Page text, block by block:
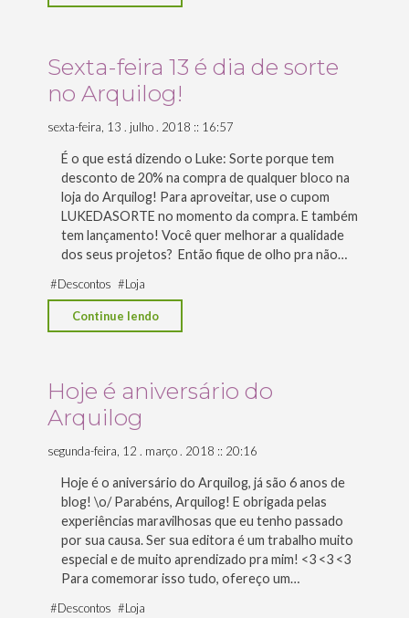
dinâmicos
Portas
Janelas"
Sexta-feira 13 é dia de sorte
no Arquilog!
sexta-feira, 13 . julho . 2018 :: 16:57
É o que está dizendo o Luke: Sorte porque tem
desconto de 20% na compra de qualquer bloco na
loja do Arquilog! Para aproveitar, use o cupom
LUKEDASORTE no momento da compra. E também
tem lançamento! Você quer melhorar a qualidade
dos seus projetos? Então fique de olho pra não…
#Descontos #Loja
Continue lendo
feira
sorte
Arquilog!"
Hoje é aniversário do
Arquilog
segunda-feira, 12 . março . 2018 :: 20:16
Hoje é o aniversário do Arquilog, já são 6 anos de
blog! \o/ Parabéns, Arquilog! E obrigada pelas
experiências maravilhosas que eu tenho passado
por sua causa. Ser sua editora é um trabalho muito
especial e de muito aprendizado pra mim! <3 <3 <3
Para comemorar isso tudo, ofereço um…
#Descontos #Loja